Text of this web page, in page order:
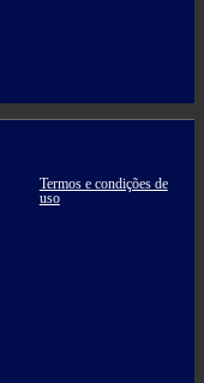
Termos e condições de
uso